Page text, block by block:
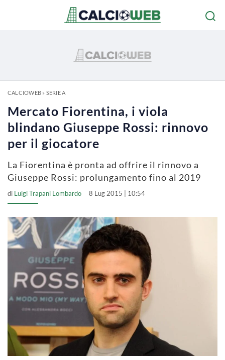
CALCIOWEB» SERIE A
Mercato Fiorentina, i viola
blindano Giuseppe Rossi: rinnovo
per il giocatore
La Fiorentina è pronta ad offrire il rinnovo a
Giuseppe Rossi: prolungamento fino al 2019
di Luigi Trapani Lombardo 8 Lug 2015 | 10:54